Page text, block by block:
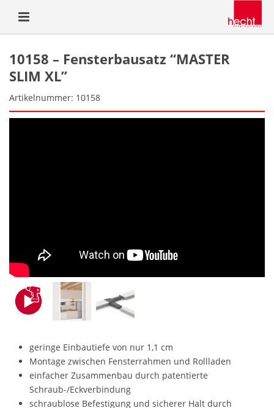
10158 – Fensterbausatz “MASTER
SLIM XL”
Artikelnummer: 10158
geringe Einbautiefe von nur 1,1 cm
Montage zwischen Fensterrahmen und Rollladen
einfacher Zusammenbau durch patentierte
Schraub-/Eckverbindung
schraublose Befestigung und sicherer Halt durch